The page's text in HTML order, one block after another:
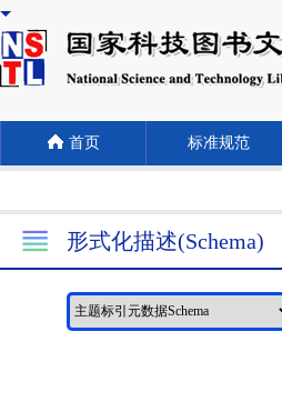
首页 标准规范
形式化描述(Schema)